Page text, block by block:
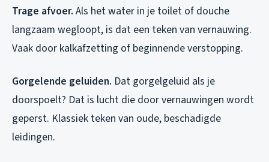
Trage afvoer. Als het water in je toilet of douche
langzaam wegloopt, is dat een teken van vernauwing.
Vaak door kalkafzetting of beginnende verstopping.
Gorgelende geluiden. Dat gorgelgeluid als je
doorspoelt? Dat is lucht die door vernauwingen wordt
geperst. Klassiek teken van oude, beschadigde
leidingen.